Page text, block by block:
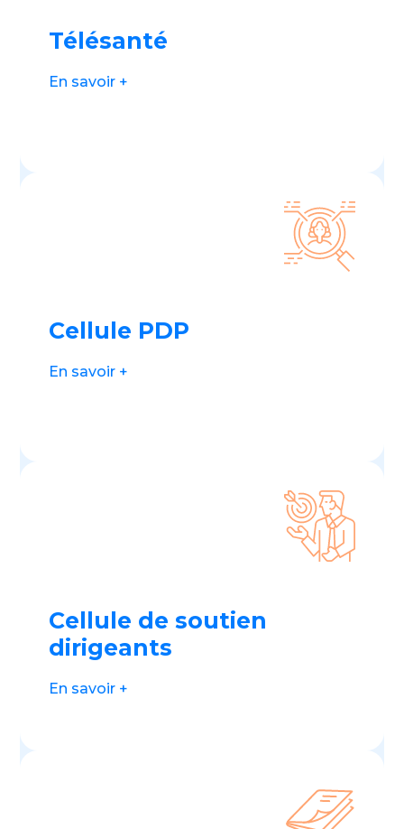
Télésanté
En savoir +
Cellule PDP
En savoir +
Cellule de soutien
dirigeants
En savoir +